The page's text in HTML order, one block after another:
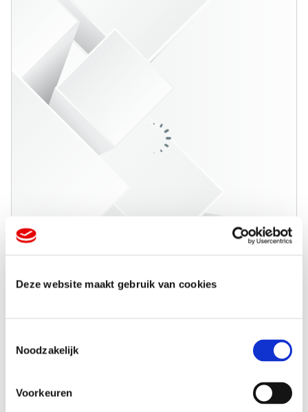
Deze website maakt gebruik van cookies
Noodzakelijk
Voorkeuren